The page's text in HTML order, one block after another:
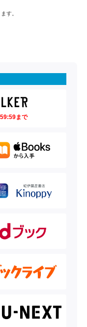
す。
まで